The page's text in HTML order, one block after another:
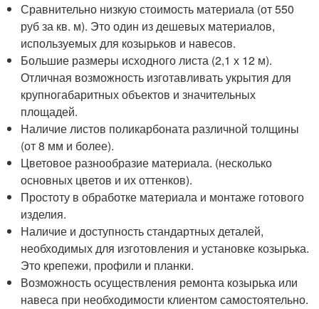
Сравнительно низкую стоимость материала (от 550
руб за кв. м). Это один из дешевых материалов,
используемых для козырьков и навесов.
Большие размеры исходного листа (2,1 х 12 м).
Отличная возможность изготавливать укрытия для
крупногабаритных объектов и значительных
площадей.
Наличие листов поликарбоната различной толщины
(от 8 мм и более).
Цветовое разнообразие материала. (несколько
основных цветов и их оттенков).
Простоту в обработке материала и монтаже готового
изделия.
Наличие и доступность стандартных деталей,
необходимых для изготовления и установке козырька.
Это крепежи, профили и планки.
Возможность осуществления ремонта козырька или
навеса при необходимости клиентом самостоятельно.